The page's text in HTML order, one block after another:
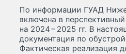
По информации ГУАД
включена в
на 2024 – 2025 гг. В
документация по
Фактическая реализация